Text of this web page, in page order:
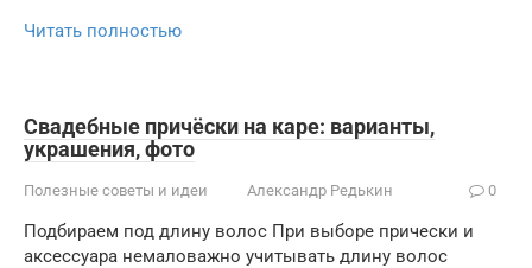
Читать полностью
Свадебные причёски на каре: варианты,
украшения, фото
Полезные советы и идеи Александр Редькин 0
Подбираем под длину волос При выборе прически и
аксессуара немаловажно учитывать длину волос